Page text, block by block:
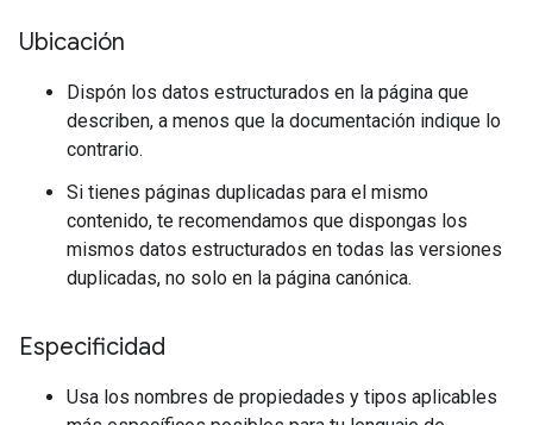
Ubicación
Dispón los datos estructurados en la página que
describen, a menos que la documentación indique lo
contrario.
Si tienes páginas duplicadas para el mismo
contenido, te recomendamos que dispongas los
mismos datos estructurados en todas las versiones
duplicadas, no solo en la página canónica.
Especificidad
Usa los nombres de propiedades y tipos aplicables